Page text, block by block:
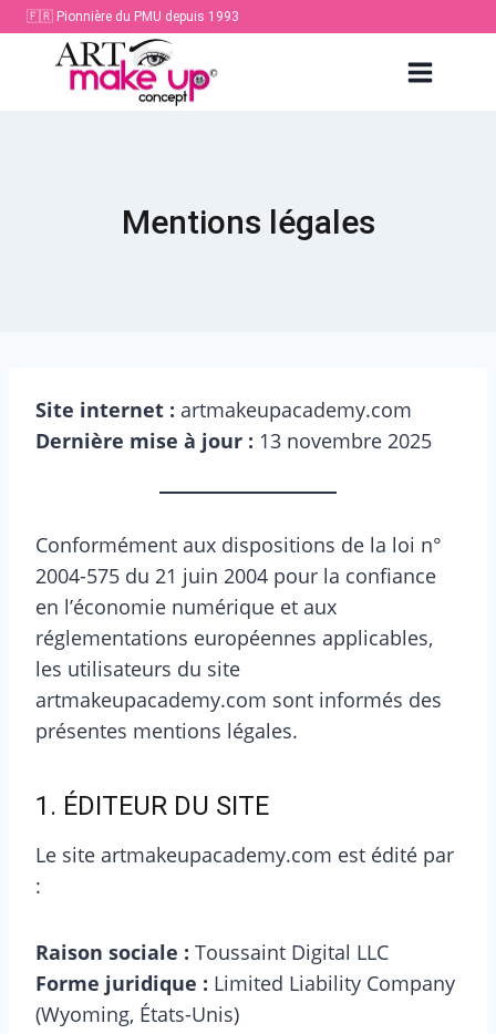
Aller
contenu
🇫🇷 Pionnière du PMU depuis 1993
Mentions légales
Site internet : artmakeupacademy.com
Dernière mise à jour : 13 novembre 2025
Conformément aux dispositions de la loi n°
2004-575 du 21 juin 2004 pour la confiance
en l’économie numérique et aux
réglementations européennes applicables,
les utilisateurs du site
artmakeupacademy.com sont informés des
présentes mentions légales.
1. ÉDITEUR DU SITE
Le site artmakeupacademy.com est édité par
:
Raison sociale : Toussaint Digital LLC
Forme juridique : Limited Liability Company
(Wyoming, États-Unis)